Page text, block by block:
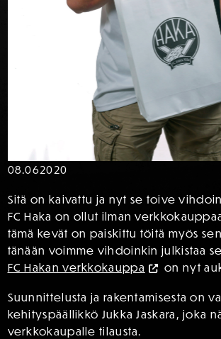
08.062020
Sitä on kaivattu ja nyt se toive
FC Haka on ollut ilman
tämä kevät on paiskittu töitä myös
tänään voimme vihdoinkin julkistaa
FC Hakan verkkokauppa
on nyt
Suunnittelusta ja rakentamisesta on
kehityspäällikkö Jukka Jaskara, joka
verkkokaupalle tilausta.